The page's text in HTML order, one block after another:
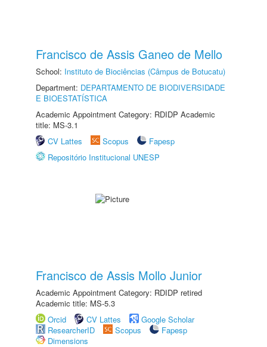
Francisco de Assis Ganeo de Mello
School: Instituto de Biociências (Câmpus de Botucatu)
Department: DEPARTAMENTO DE BIODIVERSIDADE
E BIOESTATÍSTICA
Academic Appointment Category: RDIDP Academic
title: MS-3.1
CV Lattes
Scopus
Fapesp
Repositório Institucional UNESP
Francisco de Assis Mollo Junior
Academic Appointment Category: RDIDP retired
Academic title: MS-5.3
Orcid
CV Lattes
Google Scholar
ResearcherID
Scopus
Fapesp
Dimensions